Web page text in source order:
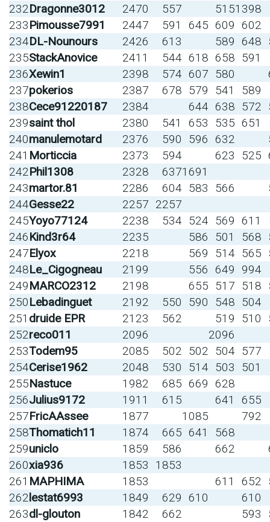
232Dragonne3012 2470 557 5151398
233Pimousse7991 2447 591 645 609 602
234DL-Nounours 2426 613 589 648
235StackAnovice 2411 544 618 658 591
236Xewin1 2398 574 607 580
237pokerios 2387 678 579 541
589
238Cece91220187 2384 644 638 572
239saint thol 2380 541 653 535 651
240manulemotard 2376 590 596 632
241 Morticcia 2373 594 623 525
242Phil1308 2328 6371691
243martor.81 2286 604 583 566
244Gesse22 2257 2257
245Yoyo77124 2238 534 524 569 611
246Kind3r64 2235 586 501 568
247Elyox 2218 569 514 565
248Le_Cigogneau 2199 556 649 994
249MARCO2312 2198 655 517 518
250Lebadinguet 2192 550 590 548 504
251 druide EPR 2123 562 519 510
252reco011 2096
2096
253Todem95 2085 502 502 504 577
254Cerise1962 2048 530 514 503
501
255Nastuce 1982 685 669 628
256Julius9172 1911 615 641
655
257FricAAssee 1877 1085
792
258Thomatich11 1874 665 641
568
259uniclo 1859 586 662
260xia936 1853
1853
261 MAPHIMA 1853 611 652
262lestat6993 1849 629 610
610
263dl-glouton 1842 662 593